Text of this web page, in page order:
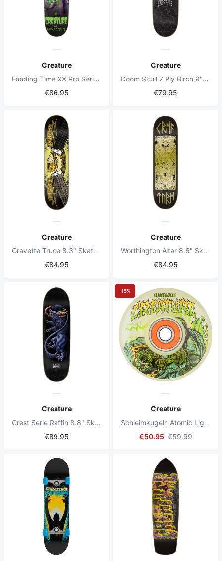
Creature
Feeding Time XX Pro Series Shaped 8.75" Partanen Skateboard Deck
€86.95
Creature
Doom Skull 7 Ply Birch 9" Skateboard Deck
€79.95
Creature
Gravette Truce 8.3" Skateboard Deck
€84.95
Creature
Worthington Altar 8.6" Skateboard Deck
€84.95
Creature
Crest Serie Raffin 8.8" Skateboard Deck
€89.95
Creature
Schleimkugeln Atomic Light Ups OG Slime 60mm 78a
€50.95 €59.99
-15%